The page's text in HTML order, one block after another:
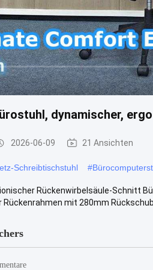
dynamischer,
2026-06-09 21 Ansichten
Schreibtischstuhl #
Rückenwirbelsäule-Schnitt
mit 280mm